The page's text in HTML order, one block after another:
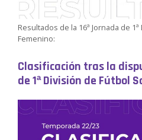
Resultados de la 16ª Jornada de
Femenino:
Clasificación tras la
de 1ª División de Fútbol